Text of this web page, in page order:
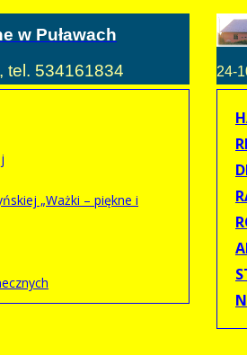
w Puławach
tel. 534161834
„Ważki – piękne i
24-